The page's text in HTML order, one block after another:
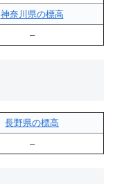
神奈川県の標高
–
長野県の標高
–